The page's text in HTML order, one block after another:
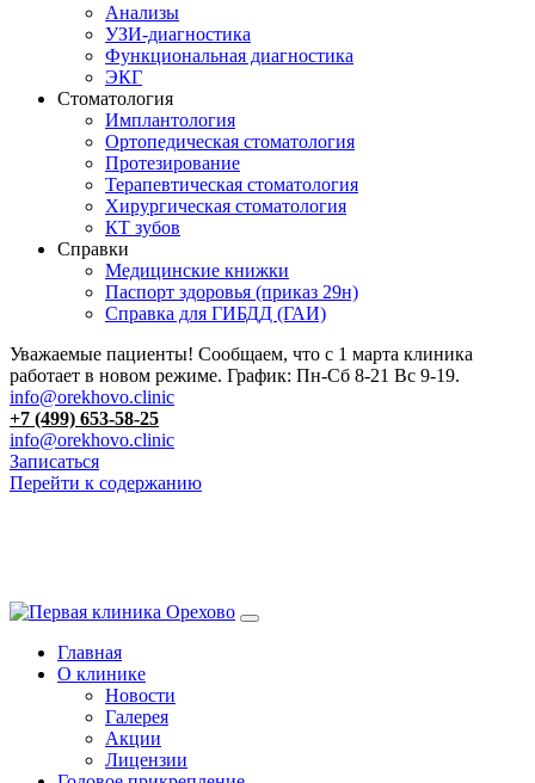
Анализы
УЗИ-диагностика
Функциональная диагностика
ЭКГ
Стоматология
Имплантология
Ортопедическая стоматология
Протезирование
Терапевтическая стоматология
Хирургическая стоматология
КТ зубов
Справки
Медицинские книжки
Паспорт здоровья (приказ 29н)
Справка для ГИБДД (ГАИ)
Уважаемые пациенты! Сообщаем, что с 1 марта клиника
работает в новом режиме. График: Пн-Сб 8-21 Вс 9-19.
info@orekhovo.clinic
+7 (499) 653-58-25
info@orekhovo.clinic
Записаться
Перейти к содержанию
Главная
О клинике
Новости
Галерея
Акции
Лицензии